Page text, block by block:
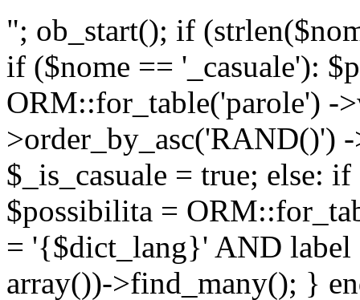
"; ob_start(); if
if ($nome == '_casuale'):
ORM::for_table('parole') -
>order_by_asc('RAND()')
$_is_casuale = true; else:
$possibilita =
= '{$dict_lang}' AND
array())->find_many(); }